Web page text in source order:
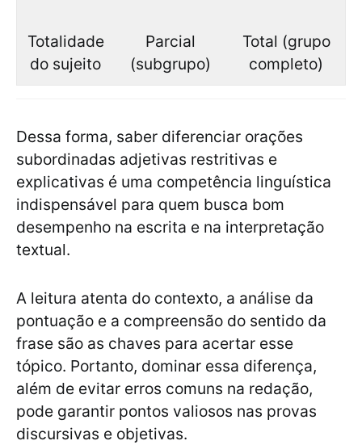
Totalidade
do sujeito
Parcial
(subgrupo)
Total (grupo
completo)
Dessa forma, saber diferenciar orações
subordinadas adjetivas restritivas e
explicativas é uma competência linguística
indispensável para quem busca bom
desempenho na escrita e na interpretação
textual.
A leitura atenta do contexto, a análise da
pontuação e a compreensão do sentido da
frase são as chaves para acertar esse
tópico. Portanto, dominar essa diferença,
além de evitar erros comuns na redação,
pode garantir pontos valiosos nas provas
discursivas e objetivas.